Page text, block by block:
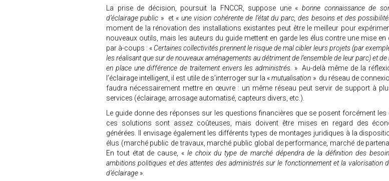
La prise de décision, poursuit la FNCCR, suppose une « bonne connaissance de
d’éclairage public » et « une vision cohérente de l’état du parc, des besoins et des
moment de la rénovation des installations existantes peut être le meilleur pour
nouveaux outils, mais les auteurs du guide mettent en garde les élus contre une mise
par à-coups : « Certaines collectivités prennent le risque de mal cibler leurs projets (par
les réalisant que sur de nouveaux aménagements au détriment de l’ensemble de leur parc) et
en place une différence de traitement envers les administrés. » Au-delà même de la
l’éclairage intelligent, il est utile de s’interroger sur la «mutualisation » du réseau de
faudra nécessairement mettre en œuvre : un même réseau peut servir de support à
services (éclairage, arrosage automatisé, capteurs divers, etc.).
Le guide donne des réponses sur les questions financières que se posent forcément les
ces solutions sont assez coûteuses, mais doivent être mises en regard des
générées. Il envisage également les différents types de montages juridiques à la
élus (marché public de travaux, marché public global de performance, marché de
En tout état de cause, « le choix du type de marché dépendra de la définition des
ambitions politiques et des attentes des administrés sur le fonctionnement et la valorisation
d’éclairage ».